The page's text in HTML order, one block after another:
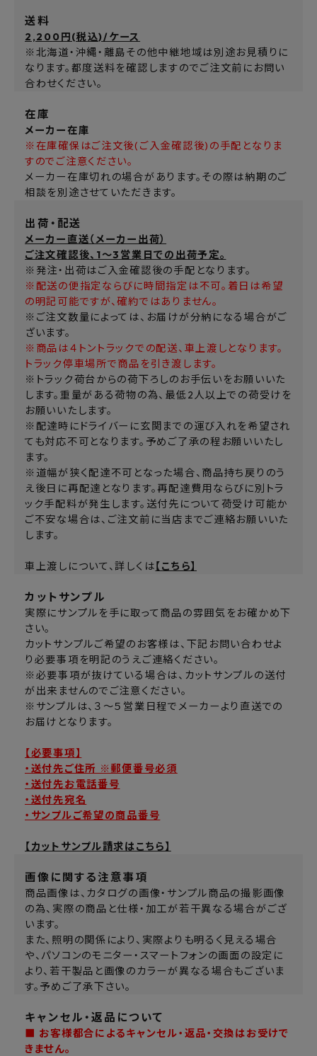
送料
2,200円(税込)/ケース
※北海道・沖縄・離島その他中継地域は別途お見積りに
なります。都度送料を確認しますのでご注文前にお問い
合わせください。
在庫
メーカー在庫
※在庫確保はご注文後(ご入金確認後)の手配となりま
すのでご注意ください。
メーカー在庫切れの場合があります。その際は納期のご
相談を別途させていただきます。
出荷・配送
メーカー直送（メーカー出荷）
ご注文確認後、1～3営業日での出荷予定。
※発注・出荷はご入金確認後の手配となります。
※配送の便指定ならびに時間指定は不可。着日は希望
の明記可能ですが、確約ではありません。
※ご注文数量によっては、お届けが分納になる場合がご
ざいます。
※商品は４トントラックでの配送、車上渡しとなります。
トラック停車場所で商品を引き渡します。
※トラック荷台からの荷下ろしのお手伝いをお願いいた
します。重量がある荷物の為、最低2人以上での荷受けを
お願いいたします。
※配達時にドライバーに玄関までの運び入れを希望され
ても対応不可となります。予めご了承の程お願いいたし
ます。
※道幅が狭く配達不可となった場合、商品持ち戻りのう
え後日に再配達となります。再配達費用ならびに別トラ
ック手配料が発生します。送付先について荷受け可能か
ご不安な場合は、ご注文前に当店までご連絡お願いいた
します。
車上渡しについて、詳しくは 【こちら】
カットサンプル
実際にサンプルを手に取って商品の雰囲気をお確かめ下
さい。
カットサンプルご希望のお客様は、下記お問い合わせよ
り必要事項を明記のうえご連絡ください。
※必要事項が抜けている場合は、カットサンプルの送付
が出来ませんのでご注意ください。
※サンプルは、３～５営業日程でメーカーより直送での
お届けとなります。
【必要事項】
・送付先ご住所 ※郵便番号必須
・送付先お電話番号
・送付先宛名
・サンプルご希望の商品番号
【カットサンプル請求はこちら】
画像に関する注意事項
商品画像は、カタログの画像・サンプル商品の撮影画像
の為、実際の商品と仕様・加工が若干異なる場合がござ
います。
また、照明の関係により、実際よりも明るく見える場合
や、パソコンのモニター・スマートフォンの画面の設定に
より、若干製品と画像のカラーが異なる場合もございま
す。予めご了承下さい。
キャンセル・返品について
■ お客様都合によるキャンセル・返品・交換はお受けで
きません。